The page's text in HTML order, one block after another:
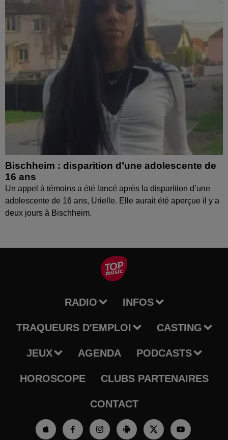
Bischheim : disparition d’une adolescente de
16 ans
Un appel à témoins a été lancé après la disparition d’une
adolescente de 16 ans, Urielle. Elle aurait été aperçue il y a
deux jours à Bischheim.
RADIO INFOS
TRAQUEURS D'EMPLOI CASTING
JEUX AGENDA PODCASTS
HOROSCOPE CLUBS PARTENAIRES
CONTACT